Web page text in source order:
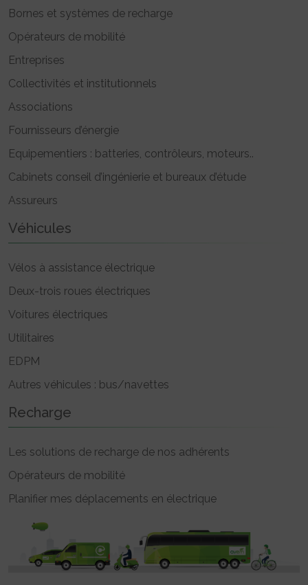
Bornes et systèmes de recharge
Opérateurs de mobilité
Entreprises
Collectivités et institutionnels
Associations
Fournisseurs d’énergie
Equipementiers : batteries, contrôleurs, moteurs..
Cabinets conseil d’ingénierie et bureaux d’étude
Assureurs
Véhicules
Vélos à assistance électrique
Deux-trois roues électriques
Voitures électriques
Utilitaires
EDPM
Autres véhicules : bus/navettes
Recharge
Les solutions de recharge de nos adhérents
Opérateurs de mobilité
Planifier mes déplacements en électrique